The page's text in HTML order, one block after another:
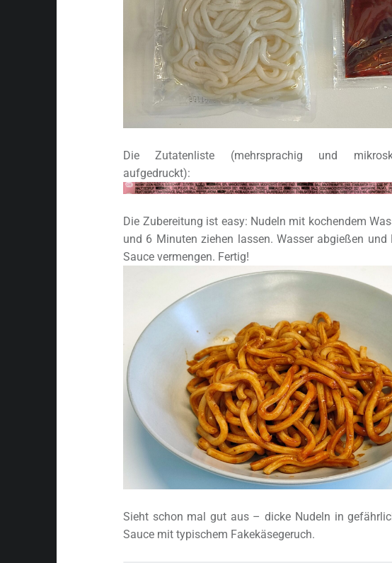
Die Zutatenliste (mehrsprachig und
aufgedruckt):
Die Zubereitung ist easy: Nudeln mit kochendem
und 6 Minuten ziehen lassen. Wasser abgießen und
Sauce vermengen. Fertig!
Sieht schon mal gut aus – dicke Nudeln in
Sauce mit typischem Fakekäsegeruch.